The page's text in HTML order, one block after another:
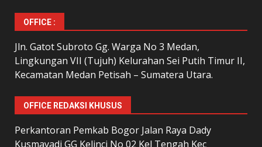
OFFICE :
Jln. Gatot Subroto Gg. Warga No 3 Medan,
Lingkungan VII (Tujuh) Kelurahan Sei Putih Timur II,
Kecamatan Medan Petisah – Sumatera Utara.
OFFICE REDAKSI KHUSUS
Perkantoran Pemkab Bogor Jalan Raya Dady
Kusmayadi GG Kelinci No 02 Kel Tengah Kec